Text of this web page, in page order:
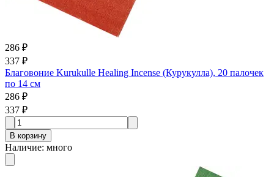
286 ₽
337 ₽
Благовоние Kurukulle Healing Incense (Курукулла), 20 палочек
по 14 см
286 ₽
337 ₽
В корзину
Наличие: много